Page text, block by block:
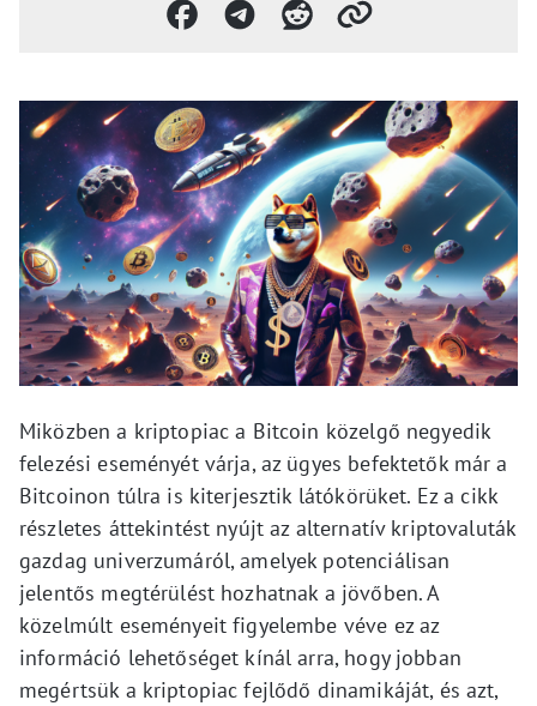
Miközben a kriptopiac a Bitcoin közelgő negyedik
felezési eseményét várja, az ügyes befektetők már a
Bitcoinon túlra is kiterjesztik látókörüket. Ez a cikk
részletes áttekintést nyújt az alternatív kriptovaluták
gazdag univerzumáról, amelyek potenciálisan
jelentős megtérülést hozhatnak a jövőben. A
közelmúlt eseményeit figyelembe véve ez az
információ lehetőséget kínál arra, hogy jobban
megértsük a kriptopiac fejlődő dinamikáját, és azt,